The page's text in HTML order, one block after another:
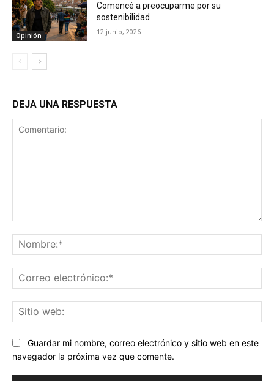
Opinión
Comencé a preocuparme por su
sostenibilidad
12 junio, 2026
DEJA UNA RESPUESTA
Guardar mi nombre, correo electrónico y sitio web en este
navegador la próxima vez que comente.